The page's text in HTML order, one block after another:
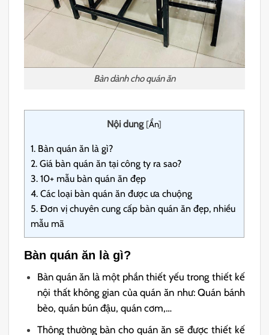
Bàn dành cho quán ăn
Nội dung [Ẩn]
1. Bàn quán ăn là gì?
2. Giá bàn quán ăn tại công ty ra sao?
3. 10+ mẫu bàn quán ăn đẹp
4. Các loại bàn quán ăn được ưa chuộng
5. Đơn vị chuyên cung cấp bàn quán ăn đẹp, nhiều
mẫu mã
Bàn quán ăn là gì?
Bàn quán ăn là một phần thiết yếu trong thiết kế
nội thất không gian của quán ăn như: Quán bánh
bèo, quán bún đậu, quán cơm,…
Thông thường bàn cho quán ăn sẽ được thiết kế